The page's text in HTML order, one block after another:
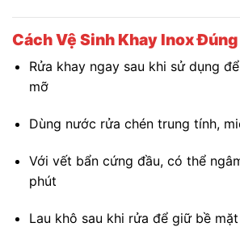
Cách Vệ Sinh Khay Inox
Rửa khay ngay sau khi sử dụng
mỡ
Dùng nước rửa chén trung tính,
Với vết bẩn cứng đầu, có thể
phút
Lau khô sau khi rửa để giữ bề